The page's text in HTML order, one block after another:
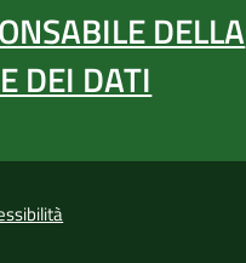
DELLA
DEI DATI